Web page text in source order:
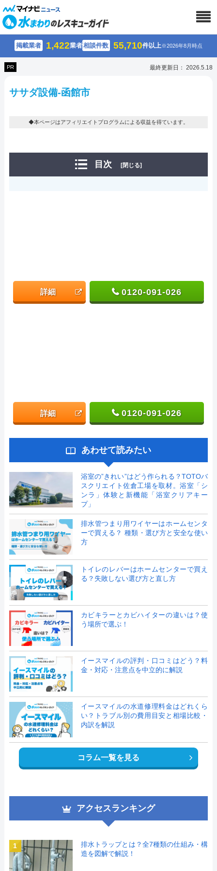
掲載業者 1,422業者相談件数 55,710件以上※2026年8月時点
PR 最終更新日： 2026.5.18
ササダ設備-函館市
◆本ページはアフィリエイトプログラムによる収益を得ています。
目次 [閉じる]
詳細 0120-091-026
詳細 0120-091-026
あわせて読みたい
浴室の”きれい”はどう作られる？TOTOバ
スクリエイト佐倉工場を取材。浴室「シ
ンラ」体験と新機能「浴室クリアキー
プ」
排水管つまり用ワイヤーはホームセンタ
ーで買える？ 種類・選び方と安全な使い
方
トイレのレバーはホームセンターで買え
る？失敗しない選び方と直し方
カビキラーとカビハイターの違いは？使
う場所で選ぶ！
イースマイルの評判・口コミはどう？料
金・対応・注意点を中立的に解説
イースマイルの水道修理料金はどれくら
い？トラブル別の費用目安と相場比較・
内訳を解説
コラム一覧を見る
アクセスランキング
1
排水トラップとは？全7種類の仕組み・構
造を図解で解説！